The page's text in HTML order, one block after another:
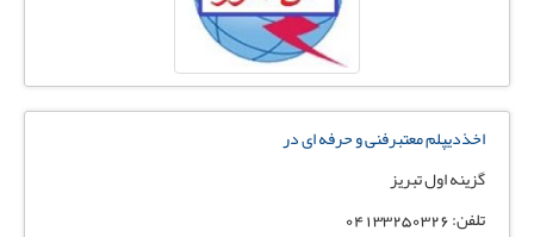
اخذدیپلم معتبرفنی و حرفه ای در
گزینه اول تبریز
تلفن: 04133250326